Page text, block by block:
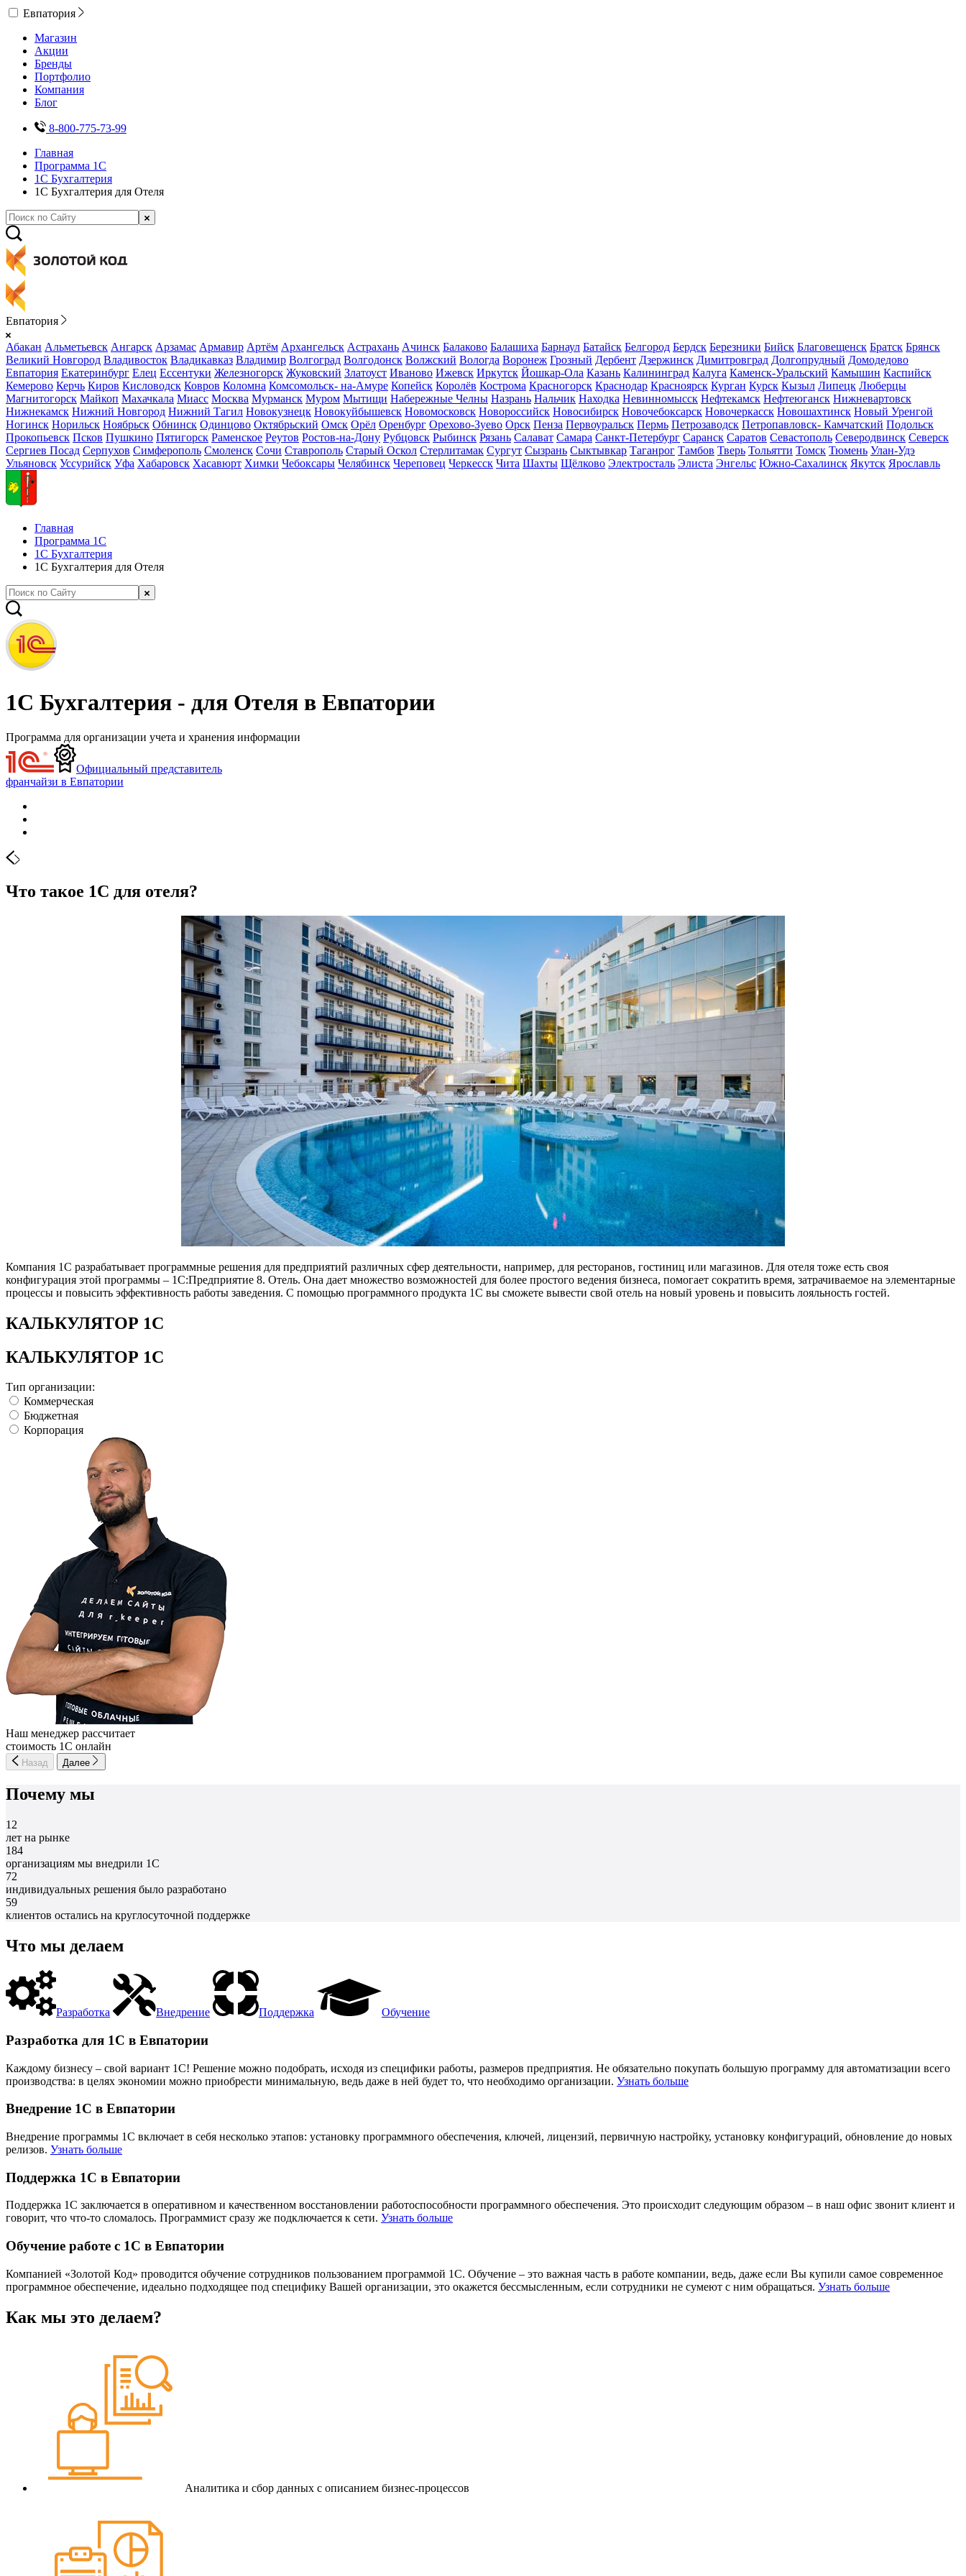
Евпатория
Магазин
Акции
Бренды
Портфолио
Компания
Блог
8-800-775-73-99
Главная
Программа 1С
1С Бухгалтерия
1С Бухгалтерия для Отеля
Евпатория
Абакан Альметьевск Ангарск Арзамас Армавир Артём Архангельск Астрахань Ачинск Балаково Балашиха Барнаул Батайск Белгород Бердск Березники Бийск Благовещенск Братск Брянск
Великий Новгород Владивосток Владикавказ Владимир Волгоград Волгодонск Волжский Вологда Воронеж Грозный Дербент Дзержинск Димитровград Долгопрудный Домодедово
Евпатория Екатеринбург Елец Ессентуки Железногорск Жуковский Златоуст Иваново Ижевск Иркутск Йошкар-Ола Казань Калининград Калуга Каменск-Уральский Камышин Каспийск
Кемерово Керчь Киров Кисловодск Ковров Коломна Комсомольск- на-Амуре Копейск Королёв Кострома Красногорск Краснодар Красноярск Курган Курск Кызыл Липецк Люберцы
Магнитогорск Майкоп Махачкала Миасс Москва Мурманск Муром Мытищи Набережные Челны Назрань Нальчик Находка Невинномысск Нефтекамск Нефтеюганск Нижневартовск
Нижнекамск Нижний Новгород Нижний Тагил Новокузнецк Новокуйбышевск Новомосковск Новороссийск Новосибирск Новочебоксарск Новочеркасск Новошахтинск Новый Уренгой
Ногинск Норильск Ноябрьск Обнинск Одинцово Октябрьский Омск Орёл Оренбург Орехово-Зуево Орск Пенза Первоуральск Пермь Петрозаводск Петропавловск- Камчатский Подольск
Прокопьевск Псков Пушкино Пятигорск Раменское Реутов Ростов-на-Дону Рубцовск Рыбинск Рязань Салават Самара Санкт-Петербург Саранск Саратов Севастополь Северодвинск Северск
Сергиев Посад Серпухов Симферополь Смоленск Сочи Ставрополь Старый Оскол Стерлитамак Сургут Сызрань Сыктывкар Таганрог Тамбов Тверь Тольятти Томск Тюмень Улан-Удэ
Ульяновск Уссурийск Уфа Хабаровск Хасавюрт Химки Чебоксары Челябинск Череповец Черкесск Чита Шахты Щёлково Электросталь Элиста Энгельс Южно-Сахалинск Якутск Ярославль
Главная
Программа 1С
1С Бухгалтерия
1С Бухгалтерия для Отеля
1С Бухгалтерия - для Отеля в Евпатории
Программа для организации учета и хранения информации
Официальный представитель
франчайзи в Евпатории
Что такое 1С для отеля?
Компания 1С разрабатывает программные решения для предприятий различных сфер деятельности, например, для ресторанов, гостиниц или магазинов. Для отеля тоже есть своя
конфигурация этой программы – 1С:Предприятие 8. Отель. Она дает множество возможностей для более простого ведения бизнеса, помогает сократить время, затрачиваемое на элементарные
процессы и повысить эффективность работы заведения. С помощью программного продукта 1С вы сможете вывести свой отель на новый уровень и повысить лояльность гостей.
КАЛЬКУЛЯТОР 1С
КАЛЬКУЛЯТОР 1С
Тип организации:
Коммерческая
Бюджетная
Корпорация
Наш менеджер рассчитает
стоимость 1С онлайн
Назад Далее
Почему мы
12
лет на рынке
184
организациям мы внедрили 1С
72
индивидуальных решения было разработано
59
клиентов остались на круглосуточной поддержке
Что мы делаем
Разработка Внедрение Поддержка Обучение
Разработка для 1С в Евпатории
Каждому бизнесу – свой вариант 1С! Решение можно подобрать, исходя из специфики работы, размеров предприятия. Не обязательно покупать большую программу для автоматизации всего
производства: в целях экономии можно приобрести минимальную, ведь даже в ней будет то, что необходимо организации. Узнать больше
Внедрение 1С в Евпатории
Внедрение программы 1С включает в себя несколько этапов: установку программного обеспечения, ключей, лицензий, первичную настройку, установку конфигураций, обновление до новых
релизов. Узнать больше
Поддержка 1С в Евпатории
Поддержка 1С заключается в оперативном и качественном восстановлении работоспособности программного обеспечения. Это происходит следующим образом – в наш офис звонит клиент и
говорит, что что-то сломалось. Программист сразу же подключается к сети. Узнать больше
Обучение работе с 1С в Евпатории
Компанией «Золотой Код» проводится обучение сотрудников пользованием программой 1С. Обучение – это важная часть в работе компании, ведь, даже если Вы купили самое современное
программное обеспечение, идеально подходящее под специфику Вашей организации, это окажется бессмысленным, если сотрудники не сумеют с ним обращаться. Узнать больше
Как мы это делаем?
Аналитика и сбор данных с описанием бизнес-процессов